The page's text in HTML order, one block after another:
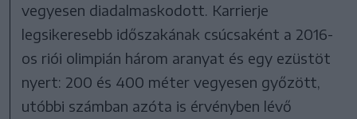
vegyesen diadalmaskodott. Karrierje
legsikeresebb időszakának csúcsaként a 2016-
os riói olimpián három aranyat és egy ezüstöt
nyert: 200 és 400 méter vegyesen győzött,
utóbbi számban azóta is érvényben lévő